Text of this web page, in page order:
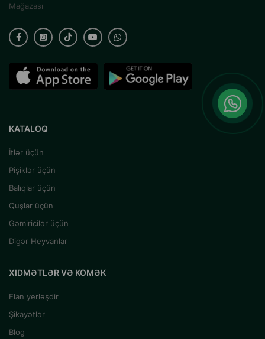
Mağazası
KATALOQ
İtlər üçün
Pişiklər üçün
Balıqlar üçün
Quşlar üçün
Gəmiricilər üçün
Digər Heyvanlar
XIDMƏTLƏR VƏ KÖMƏK
Elan yerləşdir
Şikayətlər
Blog